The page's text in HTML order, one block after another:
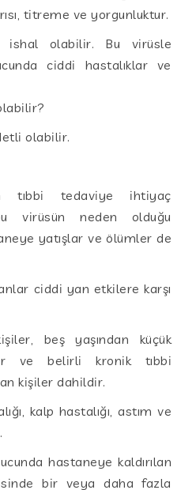
titreme ve yorgunluktur.
ishal olabilir. Bu virüsle
ciddi hastalıklar ve
olabilir.
tıbbi tedaviye ihtiyaç
virüsün neden olduğu
yatışlar ve ölümler de
ciddi yan etkilere karşı
beş yaşından küçük
ve belirli kronik tıbbi
kişiler dahildir.
kalp hastalığı, astım ve
hastaneye kaldırılan
bir veya daha fazla